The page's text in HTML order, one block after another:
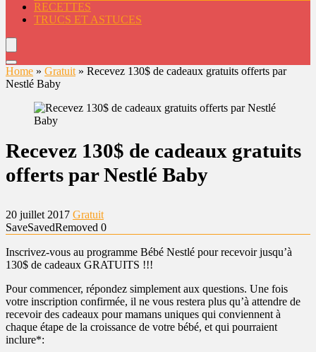
RECETTES
TRUCS ET ASTUCES
Home » Gratuit » Recevez 130$ de cadeaux gratuits offerts par
Nestlé Baby
Recevez 130$ de cadeaux gratuits
offerts par Nestlé Baby
20 juillet 2017 Gratuit
SaveSavedRemoved 0
Inscrivez-vous au programme Bébé Nestlé pour recevoir jusqu’à
130$ de cadeaux GRATUITS !!!
Pour commencer, répondez simplement aux questions. Une fois
votre inscription confirmée, il ne vous restera plus qu’à attendre de
recevoir des cadeaux pour mamans uniques qui conviennent à
chaque étape de la croissance de votre bébé, et qui pourraient
inclure*: